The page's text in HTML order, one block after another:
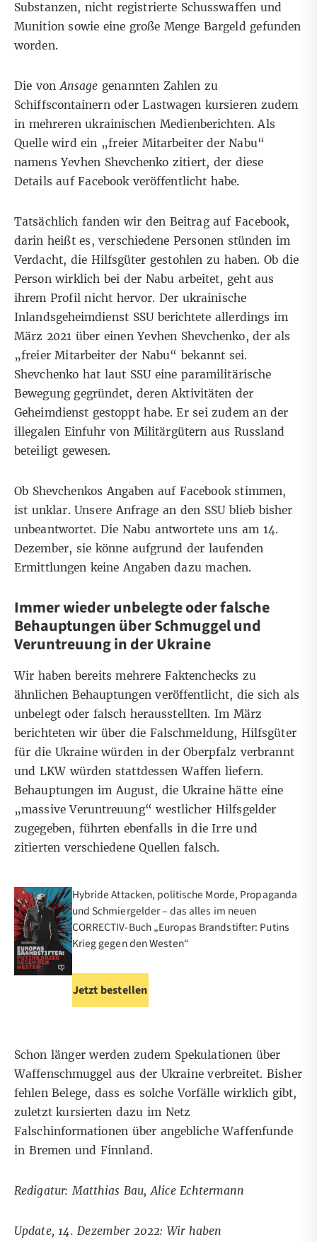
Substanzen, nicht registrierte Schusswaffen und
Munition sowie eine große Menge Bargeld gefunden
worden.
Die vonAnsage genannten Zahlen zu
Schiffscontainern oder Lastwagen kursieren zudem
in mehrerenukrainischenMedienberichten. Als
Quelle wird ein „freier Mitarbeiter der Nabu“
namens Yevhen Shevchenko zitiert, der diese
Details auf Facebook veröffentlicht habe.
Tatsächlich fanden wir den Beitrag auf Facebook,
darin heißt es, verschiedene Personen stünden im
Verdacht, die Hilfsgüter gestohlen zu haben. Ob die
Person wirklich bei der Nabu arbeitet, geht aus
ihrem Profil nicht hervor. Der ukrainische
Inlandsgeheimdienst SSU berichtete allerdings im
März 2021 über einen Yevhen Shevchenko, der als
„freier Mitarbeiter der Nabu“ bekannt sei.
Shevchenko hat laut SSU eine paramilitärische
Bewegung gegründet, deren Aktivitäten der
Geheimdienst gestoppt habe. Er sei zudem an der
illegalen Einfuhr von Militärgütern aus Russland
beteiligt gewesen.
Ob Shevchenkos Angaben auf Facebook stimmen,
ist unklar. Unsere Anfrage an den SSU blieb bisher
unbeantwortet. Die Nabu antwortete uns am 14.
Dezember, sie könne aufgrund der laufenden
Ermittlungen keine Angaben dazu machen.
Immer wieder unbelegte oder falsche
Behauptungen über Schmuggel und
Veruntreuung in der Ukraine
Wir haben bereits mehrere Faktenchecks zu
ähnlichen Behauptungen veröffentlicht, die sich als
unbelegt oder falsch herausstellten. Im März
berichteten wir über die Falschmeldung, Hilfsgüter
für die Ukraine würden in der Oberpfalz verbrannt
und LKW würden stattdessen Waffen liefern.
Behauptungen im August, die Ukraine hätte eine
„massive Veruntreuung“ westlicher Hilfsgelder
zugegeben, führten ebenfalls in die Irre und
zitierten verschiedene Quellen falsch.
Hybride Attacken, politische Morde, Propaganda
und Schmiergelder – das alles im neuen
CORRECTIV-Buch „Europas Brandstifter: Putins
Krieg gegen den Westen“
Jetzt bestellen
Schon länger werden zudem Spekulationen über
Waffenschmuggel aus der Ukraineverbreitet. Bisher
fehlen Belege, dass es solche Vorfälle wirklich gibt,
zuletzt kursierten dazu im Netz
Falschinformationen über angebliche Waffenfunde
in Bremen undFinnland.
Redigatur: Matthias Bau, Alice Echtermann
Update, 14. Dezember 2022: Wir haben